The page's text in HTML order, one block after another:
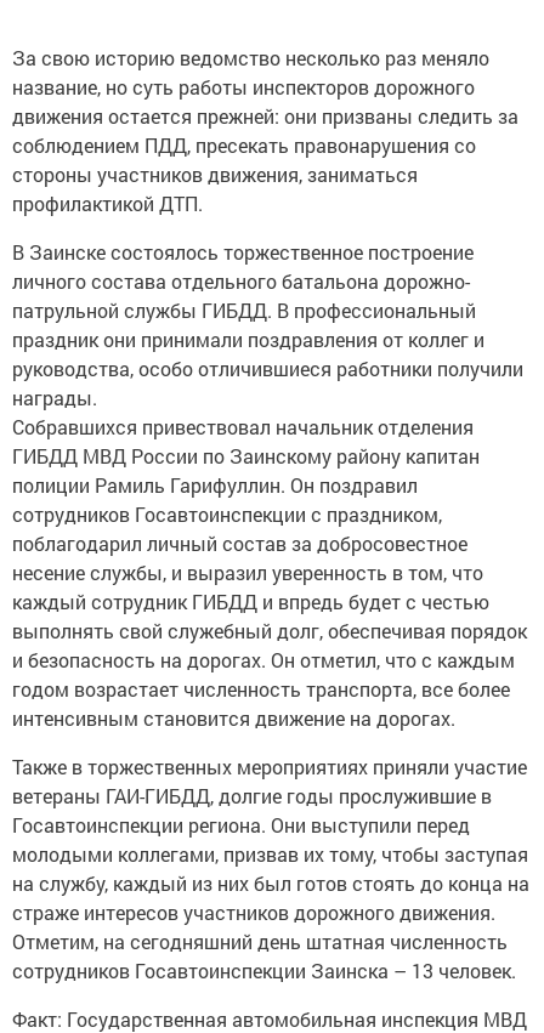
За свою историю ведомство несколько раз меняло
название, но суть работы инспекторов дорожного
движения остается прежней: они призваны следить за
соблюдением ПДД, пресекать правонарушения со
стороны участников движения, заниматься
профилактикой ДТП.
В Заинске состоялось торжественное построение
личного состава отдельного батальона дорожно-
патрульной службы ГИБДД. В профессиональный
праздник они принимали поздравления от коллег и
руководства, особо отличившиеся работники получили
награды.
Собравшихся привествовал начальник отделения
ГИБДД МВД России по Заинскому району капитан
полиции Рамиль Гарифуллин. Он поздравил
сотрудников Госавтоинспекции с праздником,
поблагодарил личный состав за добросовестное
несение службы, и выразил уверенность в том, что
каждый сотрудник ГИБДД и впредь будет с честью
выполнять свой служебный долг, обеспечивая порядок
и безопасность на дорогах. Он отметил, что с каждым
годом возрастает численность транспорта, все более
интенсивным становится движение на дорогах.
Также в торжественных мероприятиях приняли участие
ветераны ГАИ-ГИБДД, долгие годы прослужившие в
Госавтоинспекции региона. Они выступили перед
молодыми коллегами, призвав их тому, чтобы заступая
на службу, каждый из них был готов стоять до конца на
страже интересов участников дорожного движения.
Отметим, на сегодняшний день штатная численность
сотрудников Госавтоинспекции Заинска – 13 человек.
Факт: Государственная автомобильная инспекция МВД